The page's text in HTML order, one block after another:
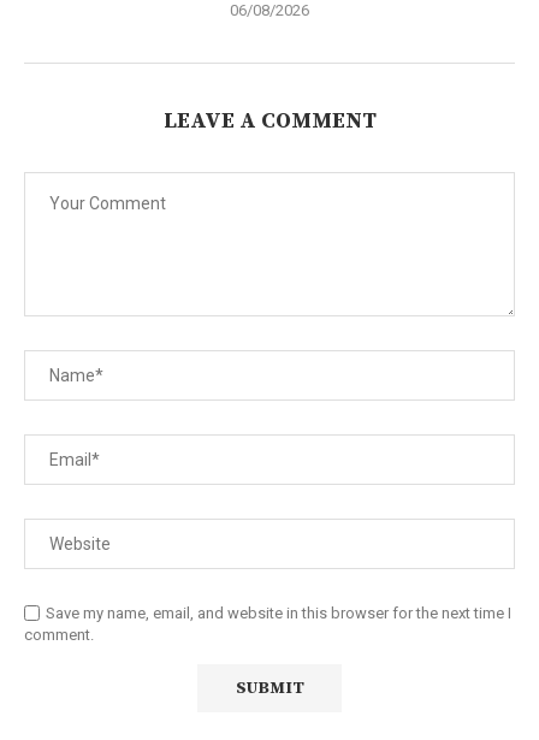
06/08/2026
LEAVE A COMMENT
Save my name, email, and website in this browser for the next time I
comment.